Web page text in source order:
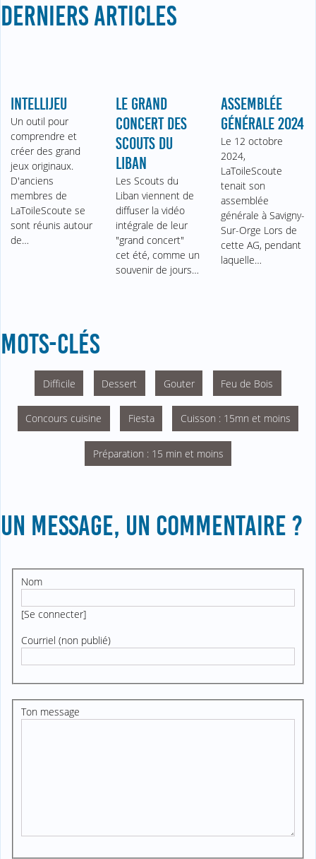
DERNIERS ARTICLES
INTELLIJEU
Un outil pour
comprendre et
créer des grand
jeux originaux.
D'anciens
membres de
LaToileScoute se
sont réunis autour
de…
LE GRAND
CONCERT DES
SCOUTS DU
LIBAN
Les Scouts du
Liban viennent de
diffuser la vidéo
intégrale de leur
"grand concert"
cet été, comme un
souvenir de jours…
ASSEMBLÉE
GÉNÉRALE 2024
Le 12 octobre
2024,
LaToileScoute
tenait son
assemblée
générale à Savigny-
Sur-Orge Lors de
cette AG, pendant
laquelle…
MOTS-CLÉS
Difficile Dessert Gouter Feu de Bois
Concours cuisine Fiesta Cuisson : 15mn et moins
Préparation : 15 min et moins
UN MESSAGE, UN COMMENTAIRE ?
Nom
[Se connecter]
Courriel (non publié)
Ton message